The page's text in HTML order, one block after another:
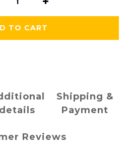
TO CART
details
Shipping &
Payment
Reviews